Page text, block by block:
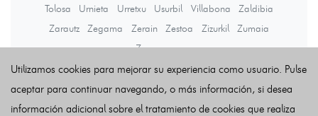
Tolosa
Urnieta Urretxu Usurbil Villabona
Zaldibia
Zarautz
Zegama Zerain Zestoa Zizurkil
Zumaia
Zumarraga
Últimas noticias
Utilizamos cookies para mejorar su experiencia como usuario. Pulse
aceptar para continuar navegando, o más información, si desea
información adicional sobre el tratamiento de cookies que realiza